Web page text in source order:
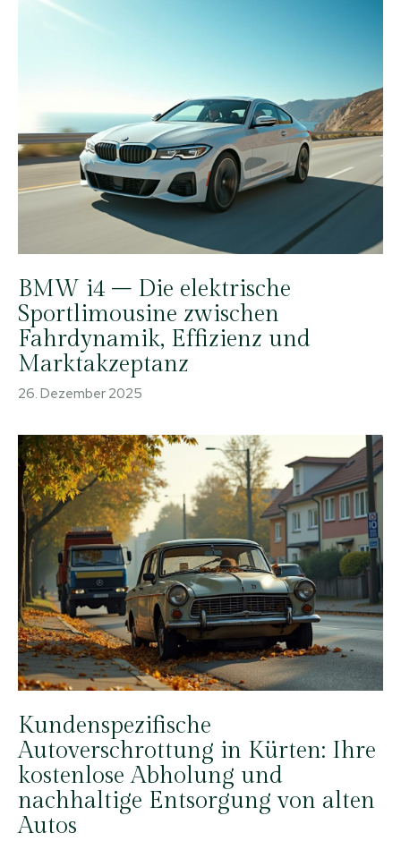
BMW i4 – Die elektrische
Sportlimousine zwischen
Fahrdynamik, Effizienz und
Marktakzeptanz
26. Dezember 2025
Kundenspezifische
Autoverschrottung in Kürten: Ihre
kostenlose Abholung und
nachhaltige Entsorgung von alten
Autos